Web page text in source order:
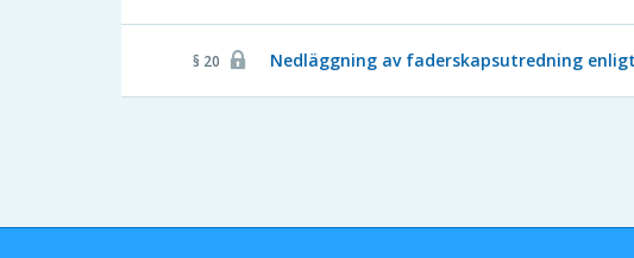
§ 20 Nedläggning av faderskapsutredning